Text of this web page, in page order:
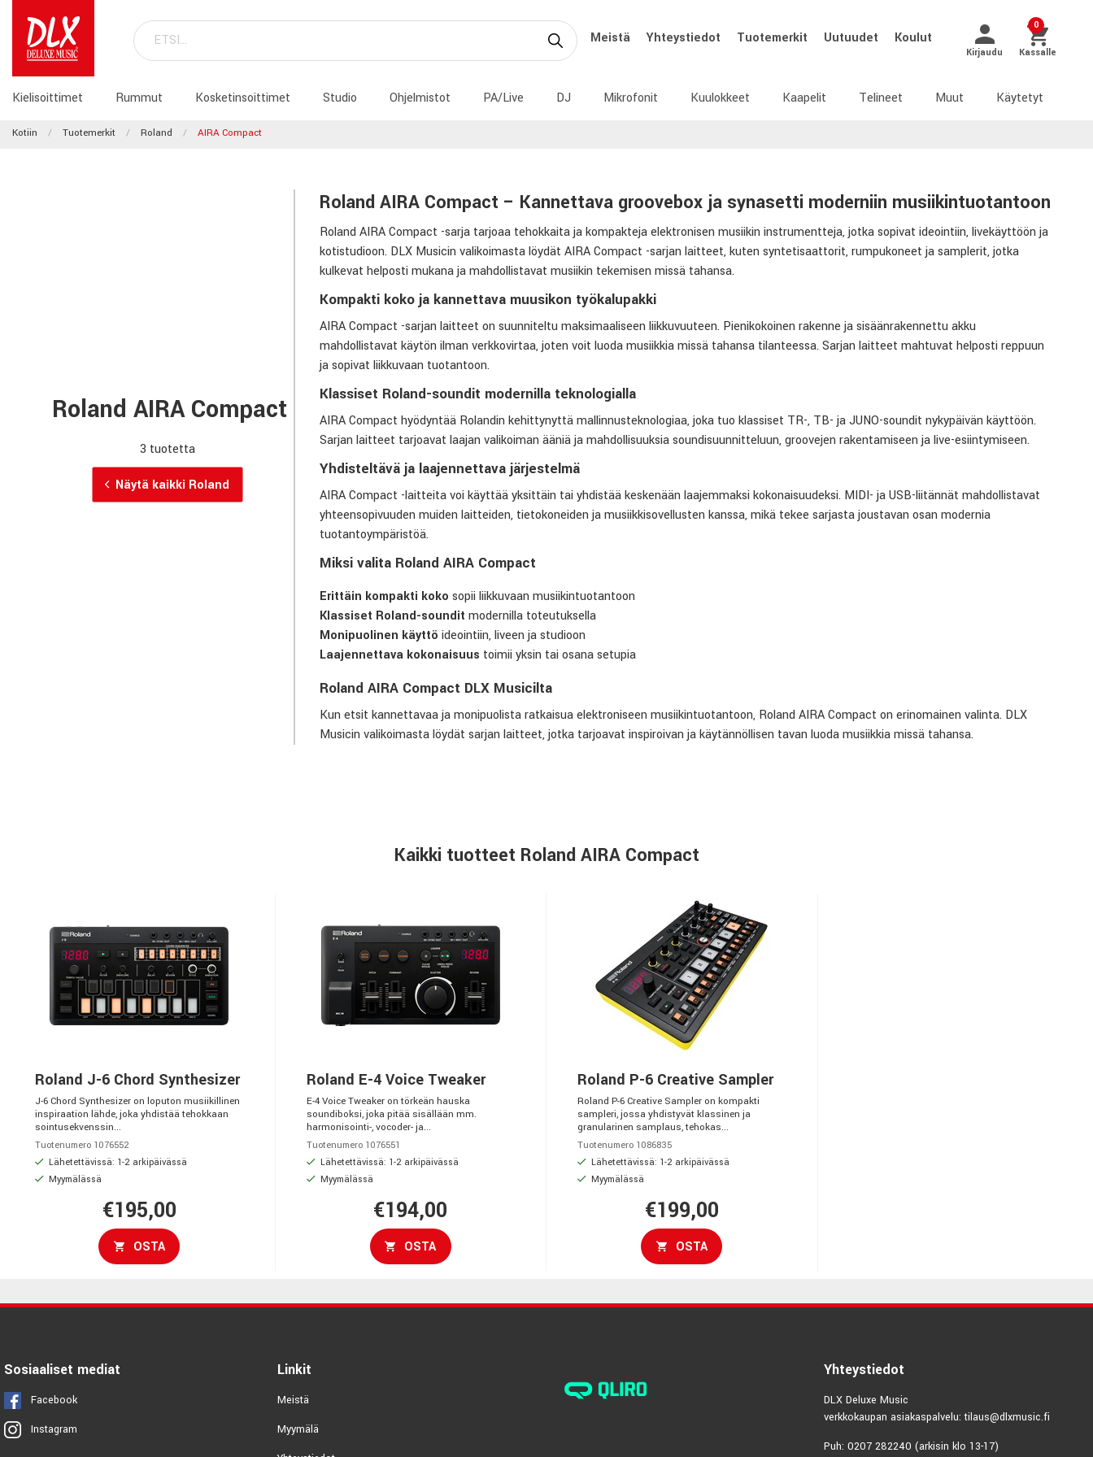
Meistä Yhteystiedot Tuotemerkit Uutuudet Koulut
Kirjaudu
0
Kassalle
Kielisoittimet Rummut Kosketinsoittimet Studio Ohjelmistot PA/Live DJ Mikrofonit Kuulokkeet Kaapelit Telineet Muut Käytetyt
Kotiin Tuotemerkit Roland AIRA Compact
Roland AIRA Compact
3 tuotetta
Näytä kaikki Roland
Roland AIRA Compact – Kannettava groovebox ja synasetti moderniin musiikintuotantoon
Roland AIRA Compact -sarja tarjoaa tehokkaita ja kompakteja elektronisen musiikin instrumentteja, jotka sopivat ideointiin, livekäyttöön ja
kotistudioon. DLX Musicin valikoimasta löydät AIRA Compact -sarjan laitteet, kuten syntetisaattorit, rumpukoneet ja samplerit, jotka
kulkevat helposti mukana ja mahdollistavat musiikin tekemisen missä tahansa.
Kompakti koko ja kannettava muusikon työkalupakki
AIRA Compact -sarjan laitteet on suunniteltu maksimaaliseen liikkuvuuteen. Pienikokoinen rakenne ja sisäänrakennettu akku
mahdollistavat käytön ilman verkkovirtaa, joten voit luoda musiikkia missä tahansa tilanteessa. Sarjan laitteet mahtuvat helposti reppuun
ja sopivat liikkuvaan tuotantoon.
Klassiset Roland-soundit modernilla teknologialla
AIRA Compact hyödyntää Rolandin kehittynyttä mallinnusteknologiaa, joka tuo klassiset TR-, TB- ja JUNO-soundit nykypäivän käyttöön.
Sarjan laitteet tarjoavat laajan valikoiman ääniä ja mahdollisuuksia soundisuunnitteluun, groovejen rakentamiseen ja live-esiintymiseen.
Yhdisteltävä ja laajennettava järjestelmä
AIRA Compact -laitteita voi käyttää yksittäin tai yhdistää keskenään laajemmaksi kokonaisuudeksi. MIDI- ja USB-liitännät mahdollistavat
yhteensopivuuden muiden laitteiden, tietokoneiden ja musiikkisovellusten kanssa, mikä tekee sarjasta joustavan osan modernia
tuotantoympäristöä.
Miksi valita Roland AIRA Compact
Erittäin kompakti koko sopii liikkuvaan musiikintuotantoon
Klassiset Roland-soundit modernilla toteutuksella
Monipuolinen käyttö ideointiin, liveen ja studioon
Laajennettava kokonaisuus toimii yksin tai osana setupia
Roland AIRA Compact DLX Musicilta
Kun etsit kannettavaa ja monipuolista ratkaisua elektroniseen musiikintuotantoon, Roland AIRA Compact on erinomainen valinta. DLX
Musicin valikoimasta löydät sarjan laitteet, jotka tarjoavat inspiroivan ja käytännöllisen tavan luoda musiikkia missä tahansa.
Kaikki tuotteet Roland AIRA Compact
Roland J-6 Chord Synthesizer
J-6 Chord Synthesizer on loputon musiikillinen
inspiraation lähde, joka yhdistää tehokkaan
sointusekvenssin...
Tuotenumero 1076552
Lähetettävissä: 1-2 arkipäivässä
Myymälässä
€195,00
OSTA
Roland E-4 Voice Tweaker
E-4 Voice Tweaker on törkeän hauska
soundiboksi, joka pitää sisällään mm.
harmonisointi-, vocoder- ja...
Tuotenumero 1076551
Lähetettävissä: 1-2 arkipäivässä
Myymälässä
€194,00
OSTA
Roland P-6 Creative Sampler
Roland P-6 Creative Sampler on kompakti
sampleri, jossa yhdistyvät klassinen ja
granularinen samplaus, tehokas...
Tuotenumero 1086835
Lähetettävissä: 1-2 arkipäivässä
Myymälässä
€199,00
OSTA
Sosiaaliset mediat
Facebook
Instagram
Linkit
Meistä
Myymälä
Yhteystiedot
DLX Deluxe Music
verkkokaupan asiakaspalvelu: tilaus@dlxmusic.fi
Puh: 0207 282240 (arkisin klo 13-17)